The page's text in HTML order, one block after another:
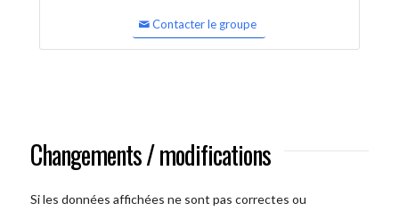
Contacter le groupe
Changements / modifications
Si les données affichées ne sont pas correctes ou